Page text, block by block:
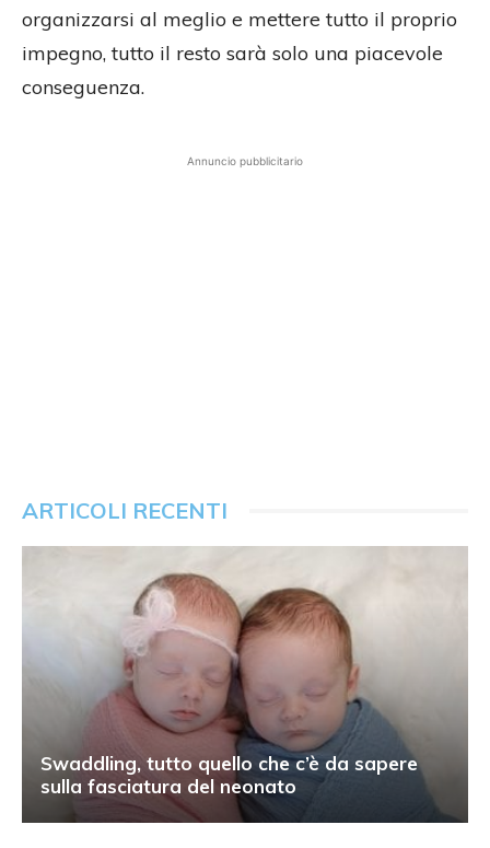
organizzarsi al meglio e mettere tutto il proprio
impegno, tutto il resto sarà solo una piacevole
conseguenza.
Annuncio pubblicitario
ARTICOLI RECENTI
Swaddling, tutto quello che c’è da sapere
sulla fasciatura del neonato